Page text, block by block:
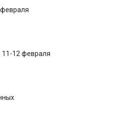
11-12 февраля